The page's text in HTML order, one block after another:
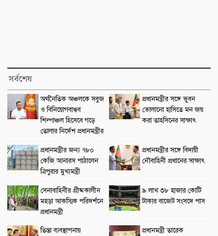
সর্বশেষ
অর্থনৈতিক অঞ্চলকে সবুজ
ও বিনিয়োগবান্ধব
শিল্পাঞ্চল হিসেবে গড়ে
তোলার নির্দেশ প্রধানমন্ত্রীর
প্রধানমন্ত্রীর সঙ্গে ভুবন
ভোলানো হাসিতে মন জয়
করা তাহসিনের সাক্ষাৎ
প্রধানমন্ত্রীর জন্য ৭৮০
কেজি আনারস পাঠালেন
ত্রিপুরার মুখ্যমন্ত্রী
প্রধানমন্ত্রীর সঙ্গে বিদায়ী
নৌবাহিনী প্রধানের সাক্ষাৎ
সেনাবাহিনীর গ্রীষ্মকালীন
মহড়া আকস্মিক পরিদর্শনে
প্রধানমন্ত্রী
৯ লাখ ৩৮ হাজার কোটি
টাকার বাজেট সংসদে পাস
তিস্তা ব্যবস্থাপনায়
প্রধানমন্ত্রী তারেক